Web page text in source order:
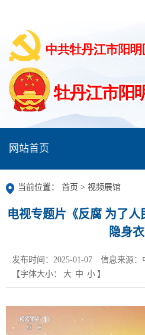
网站首页
当前位置： 首页 > 视频展馆
电视专题片《反腐 为了
隐身衣
发布时间：2025-01-07
信息来源：
【字体大小：
大 中 小 】